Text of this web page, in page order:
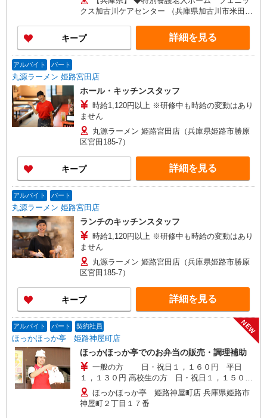
【エリア調理師職】 月給270,000円〜320,000円
※試用期間2〜6ヶ月（月給270,000円） ※給与幅
は調理技術・コミュニケーション力による
クス加古川ケアセンター （兵庫県加古川市米田町
田5-3-13） ◆城陽江尻病院 （兵庫県姫路市北条1-
279） 【京都府】 ◆特別養護老人ホーム 塔南の
園 （京都府京都市南区西九条菅田町4-2） ◆住宅
市上京区仁和寺街道千本西入五番町153） ◆特別
養護老人ホーム 西山寮 （京都府京都市西京区大
原野石作町256-1） ◆高齢者福祉施設 西七条
（京都府京都市下京区西七条八幡町29） ◆宇治病
院 （京都府宇治市五ケ庄芝ノ東54-2） 【大阪府】
◆特別養護老人ホーム ぐんげ今城の丘 （大阪府
高槻市郡家本町13-23） ◆住宅型有料老人ホー
【奈良県】 ◆奈良春日病院 （奈良県奈良市鹿野園
町1212-1）
キープ 詳細を見る
アルバイト パート
丸源ラーメン 姫路宮田店
ホール・キッチンスタッフ
時給1,120円以上 ※研修中も時給の変動はあり
ません
丸源ラーメン 姫路宮田店（兵庫県姫路市勝原
区宮田185-7）
キープ 詳細を見る
アルバイト パート
丸源ラーメン 姫路宮田店
ランチのキッチンスタッフ
時給1,120円以上 ※研修中も時給の変動はあり
ません
丸源ラーメン 姫路宮田店（兵庫県姫路市勝原
区宮田185-7）
キープ 詳細を見る
アルバイト パート 契約社員
ほっかほっか亭 姫路神屋町店
NEW
ほっかほっか亭でのお弁当の販売・調理補助
一般の方 日・祝日１，１６０円 平日
１，１３０円 高校生の方 日・祝日１，１５０
円 平日１，１２０円
ほっかほっか亭 姫路神屋町店 兵庫県姫路市
神屋町２丁目１７番